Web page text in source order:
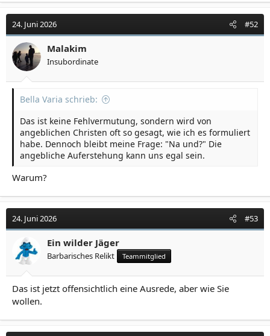
24. Juni 2026 #52
Malakim
Insubordinate
Bella Varia schrieb:
Das ist keine Fehlvermutung, sondern wird von
angeblichen Christen oft so gesagt, wie ich es formuliert
habe. Dennoch bleibt meine Frage: "Na und?" Die
angebliche Auferstehung kann uns egal sein.
Warum?
24. Juni 2026 #53
Ein wilder Jäger
Barbarisches Relikt Teammitglied
Das ist jetzt offensichtlich eine Ausrede, aber wie Sie
wollen.